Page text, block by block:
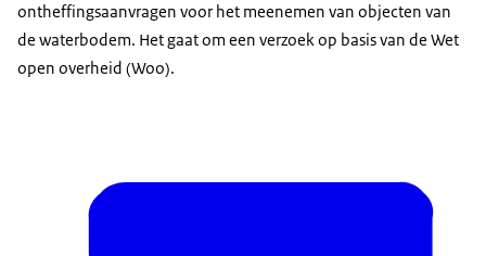
ontheffingsaanvragen voor het meenemen van objecten van
de waterbodem. Het gaat om een verzoek op basis van de Wet
open overheid (Woo).